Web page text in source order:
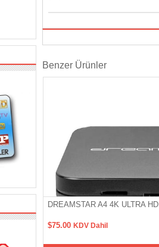
Benzer Ürünler
DREAMSTAR A4 4K ULTRA
$75.00KDV Dahil